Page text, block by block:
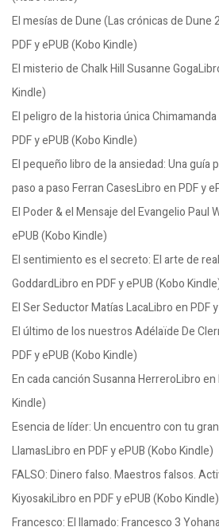
El mesías de Dune (Las crónicas de Dune
PDF y ePUB (Kobo Kindle)
El misterio de Chalk Hill Susanne
Kindle)
El peligro de la historia única
PDF y ePUB (Kobo Kindle)
El pequeño libro de la ansiedad: Una guía
paso a paso Ferran CasesLibro en PDF y
El Poder & el Mensaje del Evangelio Paul
ePUB (Kobo Kindle)
El sentimiento es el secreto: El arte de
GoddardLibro en PDF y ePUB (Kobo
El Ser Seductor Matías LacaLibro en PDF
El último de los nuestros Adélaïde De
PDF y ePUB (Kobo Kindle)
En cada canción Susanna HerreroLibro en
Kindle)
Esencia de líder: Un encuentro con tu
LlamasLibro en PDF y ePUB (Kobo Kindle)
FALSO: Dinero falso. Maestros falsos.
KiyosakiLibro en PDF y ePUB (Kobo Kindle)
Francesco: El llamado: Francesco 3